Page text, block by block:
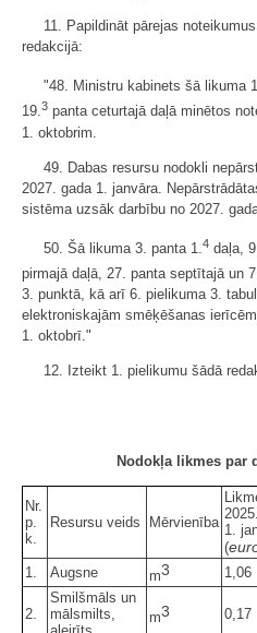
11. Papildināt pārejas
redakcijā:
"48. Ministru kabinets šā likuma
19.3 panta ceturtajā daļā minētos
1. oktobrim.
49. Dabas resursu nodokli
2027. gada 1. janvāra.
sistēma uzsāk darbību no 2027.
50. Šā likuma 3. panta 1. 4 daļa, 9.
pirmajā daļā, 27. panta septītajā un
3. punktā, kā arī 6. pielikuma 3.
elektroniskajām smēķēšanas
1. oktobrī."
12. Izteikt 1. pielikumu šādā
Nodokļa likmes par
Nr.
p.
k.
Resursu veids Mērvienība 1.
(
1.
Augsne m3 1,06
2.
Smilšmāls un
mālsmilts,
m3 0,17